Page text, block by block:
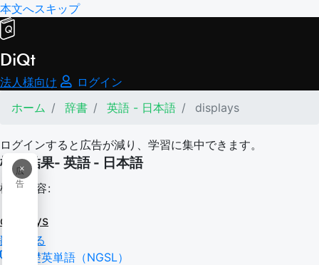
本文へスキップ
DiQt
法人様向け
ログイン
ホーム
辞書 英語 - 日本語 displays
ログインすると広告が減り、学習に集中できます。
×
広
告
検索結果- 英語 - 日本語
検索内容:
displays
翻訳する
基礎英単語（NGSL）